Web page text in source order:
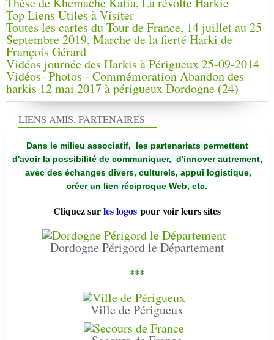
Top Liens Utiles à Visiter
Toutes les cartes du Tour de France, 14 juillet au 25
Septembre 2019, Marche de la fierté Harki de
François Gérard
Vidéos journée des Harkis à Périgueux 25-09-2014
Vidéos- Photos - Commémoration Abandon des
harkis 12 mai 2017 à périgueux Dordogne (24)
LIENS AMIS, PARTENAIRES
Dans le milieu associatif, les partenariats permettent
d'avoir la possibilité de communiquer, d'innover autrement,
avec des échanges divers, culturels, appui logistique,
créer un lien réciproque Web, etc.
Cliquez surles logos pour voir leurs sites
Dordogne Périgord le Département
***
Ville de Périgueux